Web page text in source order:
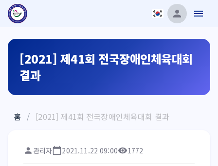
[2021] 제41회 전국장애인체육대회
결과
홈 / [2021] 제41회 전국장애인체육대회 결과
관리자 2021.11.22 09:00 1772